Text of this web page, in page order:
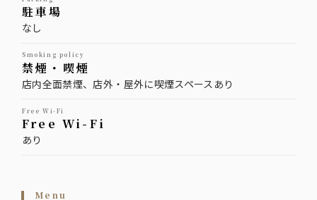
駐車場
なし
smoking policy
禁煙・喫煙
店内全面禁煙、店外・屋外に喫煙スペースあり
Free Wi-Fi
Free Wi-Fi
あり
menu